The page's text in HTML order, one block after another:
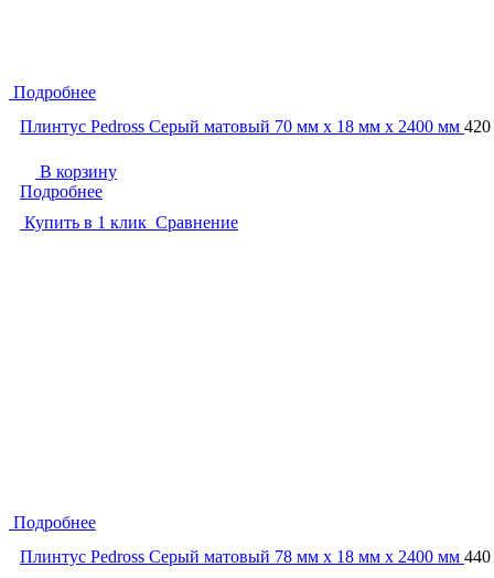
Подробнее
Плинтус Pedross Серый матовый 70 мм х 18 мм х 2400 мм
В корзину
Подробнее
Купить в 1 клик Сравнение
Подробнее
Плинтус Pedross Серый матовый 78 мм х 18 мм х 2400 мм